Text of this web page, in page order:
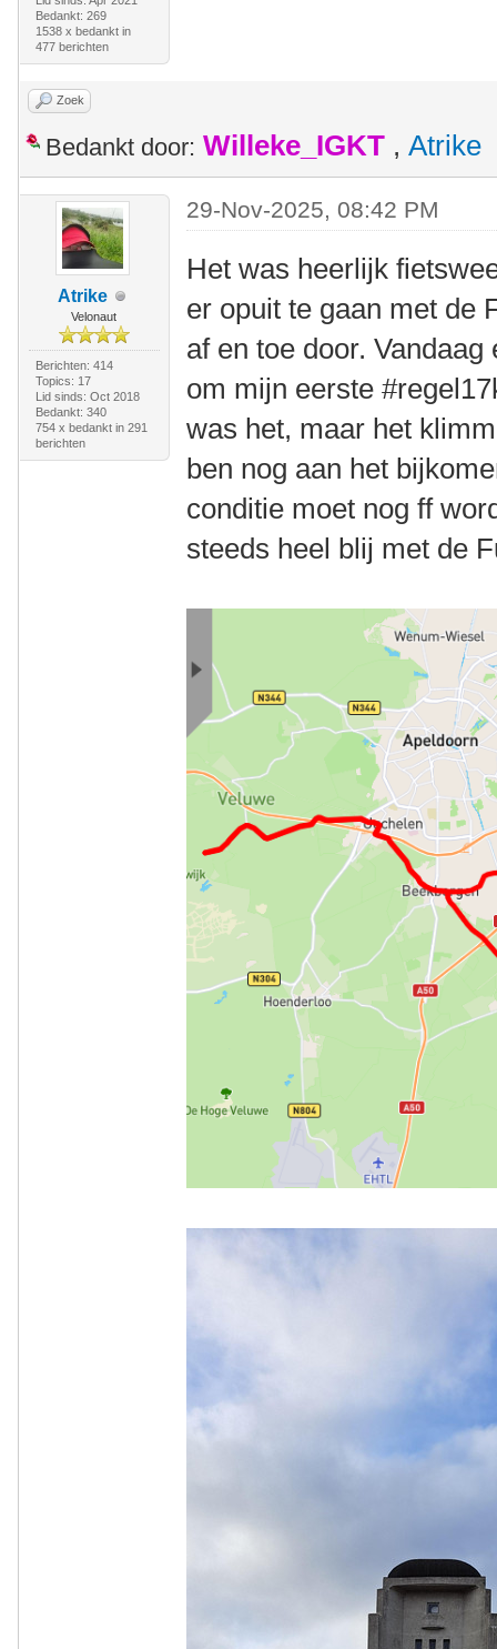
Bedankt: 269
1538 x bedankt in
477 berichten
Zoek
Bedankt door: Willeke_IGKT , Atrike
Atrike
Velonaut
Berichten: 414
Topics: 17
Lid sinds: Oct 2018
Bedankt: 340
754 x bedankt in 291
berichten
29-Nov-2025, 08:42 PM
Het was heerlijk
er opuit te gaan met de
af en toe door.
om mijn eerste
was het, maar het
ben nog aan het
conditie moet nog ff
steeds heel blij met de